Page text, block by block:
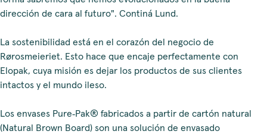
dirección de cara al futuro". Continá Lund.
La sostenibilidad está en el corazón del negocio de
Rørosmeieriet. Esto hace que encaje perfectamente con
Elopak, cuya misión es dejar los productos de sus clientes
intactos y el mundo ileso.
Los envases Pure‑Pak® fabricados a partir de cartón natural
(Natural Brown Board) son una solución de envasado